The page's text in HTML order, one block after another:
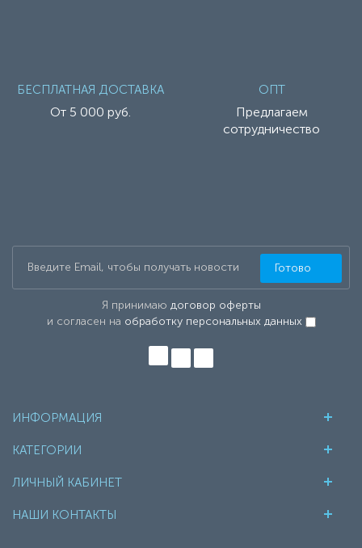
БЕСПЛАТНАЯ ДОСТАВКА
От 5 000 руб.
ОПТ
Предлагаем
сотрудничество
Я принимаю договор оферты
и согласен на обработку персональных данных
Готово
ИНФОРМАЦИЯ
КАТЕГОРИИ
ЛИЧНЫЙ КАБИНЕТ
НАШИ КОНТАКТЫ